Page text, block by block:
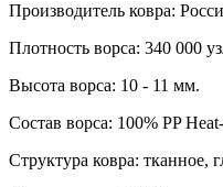
1.60*25.00 63 840.00
1.80*25.00 71 820.00
2.50*25.00
3.00*25.00 119 700.00
4.00*25.00 159 600.00
Производитель ковра:
Плотность ворса: 340 000
Высота ворса: 10 - 11 мм.
Состав ворса: 100% PP
Структура ковра: тканное,